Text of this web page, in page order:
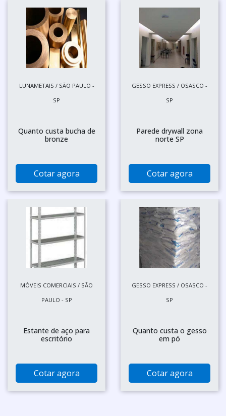
LUNAMETAIS / SÃO PAULO -
SP
Quanto custa bucha de
bronze
Cotar agora
GESSO EXPRESS / OSASCO -
SP
Parede drywall zona
norte SP
Cotar agora
MÓVEIS COMERCIAIS / SÃO
PAULO - SP
Estante de aço para
escritório
Cotar agora
GESSO EXPRESS / OSASCO -
SP
Quanto custa o gesso
em pó
Cotar agora